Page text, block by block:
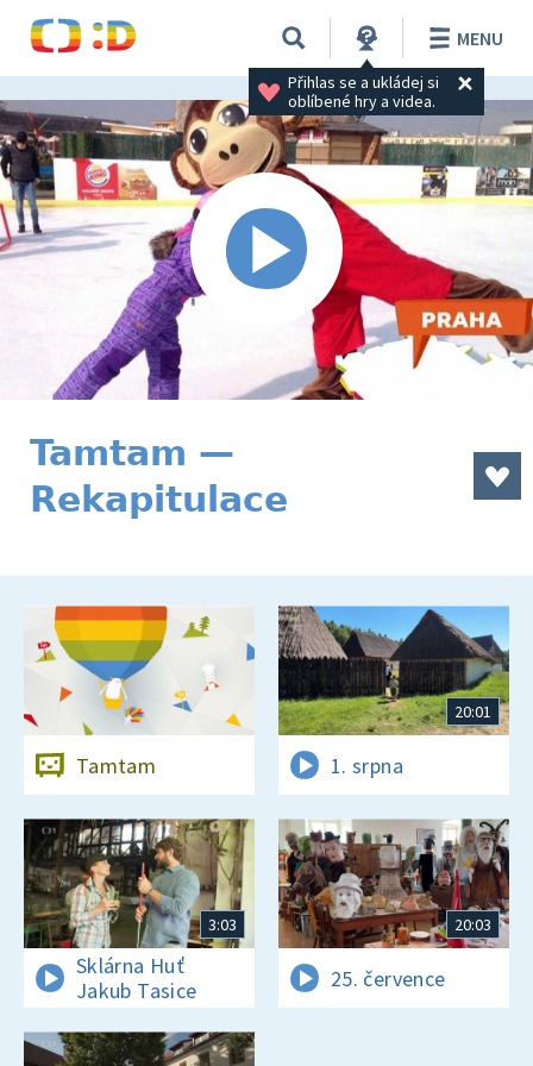
Přihlas se a ukládej si
oblíbené hry a videa.
MENU
Tamtam —
Rekapitulace
Tamtam
20:01
1. srpna
3:03
Sklárna Huť
Jakub Tasice
20:03
25. července